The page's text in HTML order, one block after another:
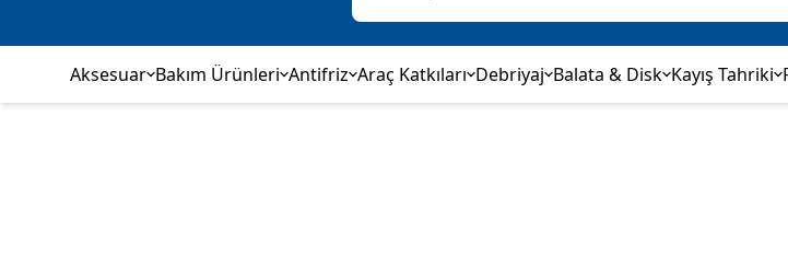
Aksesuar Bakım Ürünleri Antifriz Araç Katkıları Debriyaj Balata & Disk Kayış Tahriki